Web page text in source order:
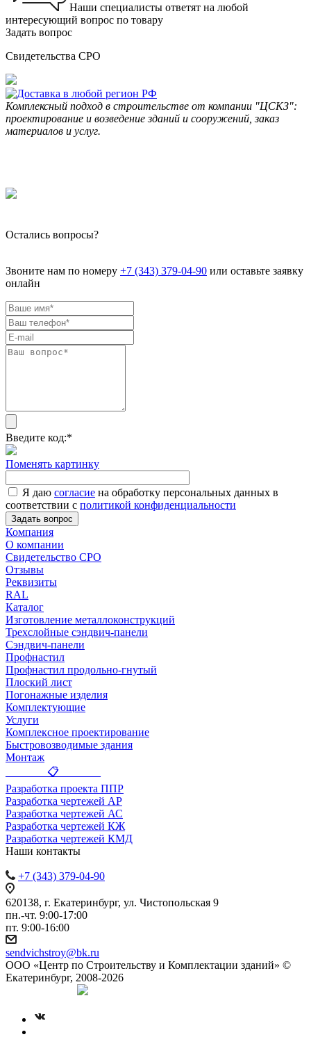
Наши специалисты ответят на любой
интересующий вопрос по товару
Задать вопрос
Свидетельства СРО
Комплексный подход в строительстве от компании "ЦСКЗ":
проектирование и возведение зданий и сооружений, заказ
материалов и услуг.
Остались вопросы?
Звоните нам по номеру +7 (343) 379-04-90 или оставьте заявку
онлайн
Введите код:*
Поменять картинку
Я даю согласие на обработку персональных данных в
соответствии с политикой конфиденциальности
Задать вопрос
Компания
О компании
Свидетельство СРО
Отзывы
Реквизиты
RAL
Каталог
Изготовление металлоконструкций
Трехслойные сэндвич-панели
Сэндвич-панели
Профнастил
Профнастил продольно-гнутый
Плоский лист
Погонажные изделия
Комплектующие
Услуги
Комплексное проектирование
Быстровозводимые здания
Монтаж
_______ 📋 _______
Разработка проекта ППР
Разработка чертежей АР
Разработка чертежей АС
Разработка чертежей КЖ
Разработка чертежей КМД
Наши контакты
+7 (343) 379-04-90
620138, г. Екатеринбург, ул. Чистопольская 9
пн.-чт. 9:00-17:00
пт. 9:00-16:00
sendvichstroy@bk.ru
ООО «Центр по Строительству и Комплектации зданий» ©
Екатеринбург, 2008-2026